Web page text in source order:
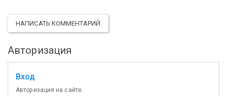
НАПИСАТЬ КОММЕНТАРИЙ
Авторизация
Вход
Авторизация на сайте.